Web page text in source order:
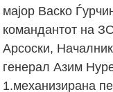
мајор Васко
командантот на
Арсоски,
генерал Азим
1.механизирана